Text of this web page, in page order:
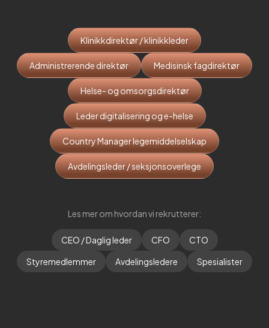
Klinikkdirektør / klinikkleder
Administrerende direktør Medisinsk fagdirektør
Helse- og omsorgsdirektør
Leder digitalisering og e-helse
Country Manager legemiddelselskap
Avdelingsleder / seksjonsoverlege
Les mer om hvordan vi rekrutterer:
CEO / Daglig leder CFO
CTO
Styremedlemmer
Avdelingsledere Spesialister